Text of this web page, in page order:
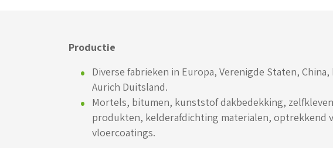
Productie
Diverse fabrieken in Europa, Verenigde Staten,
Aurich Duitsland.
Mortels, bitumen, kunststof dakbedekking,
produkten, kelderafdichting materialen, optrekkend
vloercoatings.